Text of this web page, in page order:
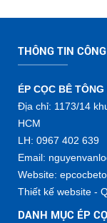
THÔNG TIN
ÉP CỌC BÊ
Địa chỉ: 1173/14
HCM
LH: 0967 402 639
Email:
Website:
Thiết kế website -
DANH MỤC ÉP